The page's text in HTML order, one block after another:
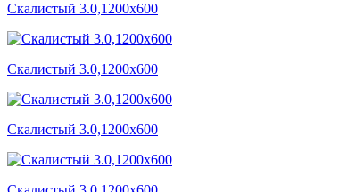
Скалистый 3.0,1200x600
Скалистый 3.0,1200x600
Скалистый 3.0,1200x600